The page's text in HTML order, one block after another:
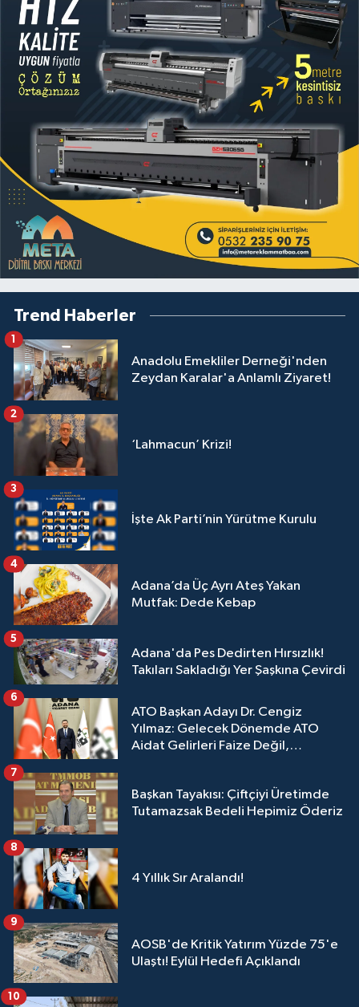
Trend Haberler
Anadolu Emekliler Derneği'nden
Zeydan Karalar'a Anlamlı Ziyaret!
1
‘Lahmacun’ Krizi!
2
İşte Ak Parti’nin Yürütme Kurulu
3
Adana’da Üç Ayrı Ateş Yakan
Mutfak: Dede Kebap
4
Adana'da Pes Dedirten Hırsızlık!
Takıları Sakladığı Yer Şaşkına Çevirdi
5
ATO Başkan Adayı Dr. Cengiz
Yılmaz: Gelecek Dönemde ATO
Aidat Gelirleri Faize Değil,
6
Başkan Tayakısı: Çiftçiyi Üretimde
Tutamazsak Bedeli Hepimiz Öderiz
7
4 Yıllık Sır Aralandı!
8
AOSB'de Kritik Yatırım Yüzde 75'e
Ulaştı! Eylül Hedefi Açıklandı
9
10